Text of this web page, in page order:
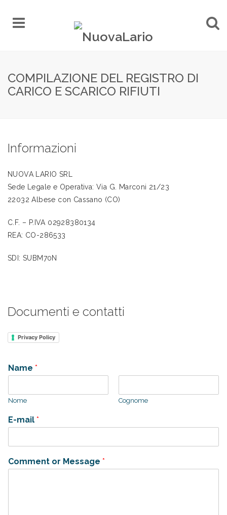
COMPILAZIONE DEL REGISTRO DI
CARICO E SCARICO RIFIUTI
Informazioni
NUOVA LARIO SRL
Sede Legale e Operativa: Via G. Marconi 21/23
22032 Albese con Cassano (CO)
C.F. – P.IVA 02928380134
REA: CO-286533
SDI: SUBM70N
Documenti e contatti
Privacy Policy
Name *
Nome Cognome
E-mail *
Comment or Message *